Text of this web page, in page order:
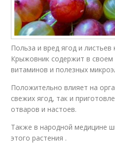
Польза и вред ягод и
Крыжовник содержит в своем
витаминов и полезных
Положительно влияет на
свежих ягод, так и
отваров и настоев.
Также в народной медицине
этого растения .